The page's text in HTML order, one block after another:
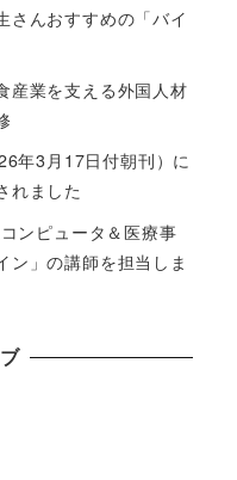
さんおすすめの「バイ
産業を支える外国人材
年3月17日付朝刊）に
れました
ンピュータ＆医療事
ン」の講師を担当しま